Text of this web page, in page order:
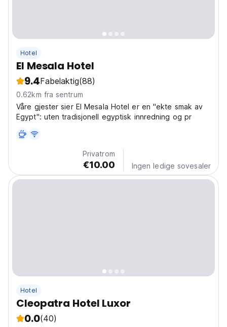
Hotel
El Mesala Hotel
9.4Fabelaktig(88)
0.62km fra sentrum
Våre gjester sier El Mesala Hotel er en "ekte smak av
Egypt": uten tradisjonell egyptisk innredning og pr
Privatrom
€10.00 Ingen ledige sovesaler
Hotel
Cleopatra Hotel Luxor
0.0(40)